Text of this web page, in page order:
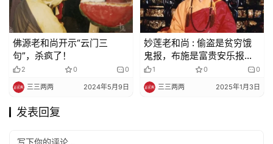
佛源老和尚开示“云门三
句”，杀疯了！
2 0 0
三三两两 2024年5月9日
妙莲老和尚 : 偷盗是贫穷饿
鬼报，布施是富贵安乐报；
怕贫穷苦万勿偷盗，想富贵
乐须行布施。
1 0 0
三三两两 2025年1月3日
发表回复